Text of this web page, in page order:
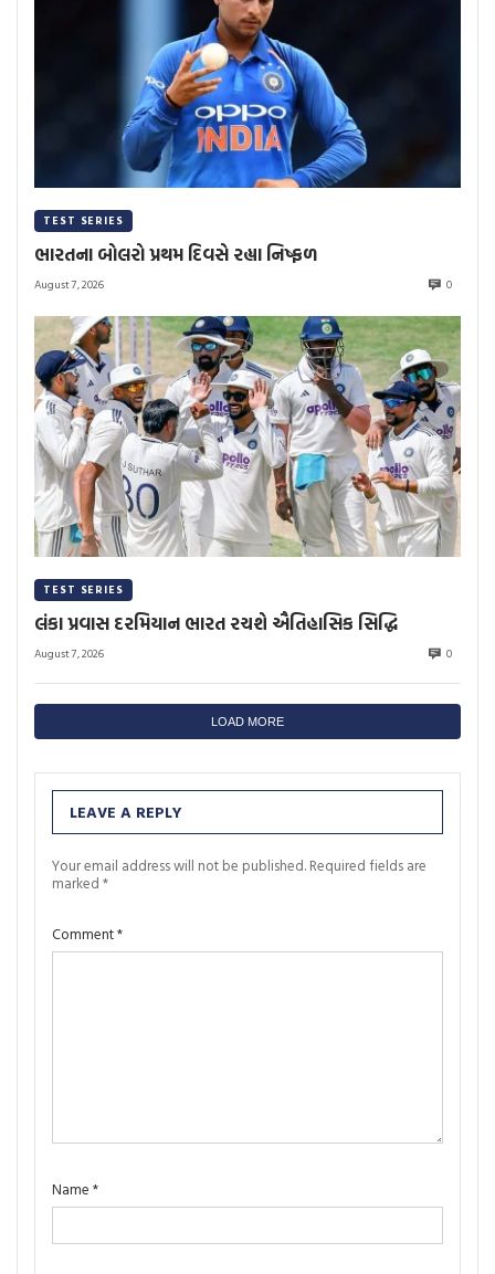
TEST SERIES
ભારતના બોલરો પ્રથમ દિવસે રહ્યા નિષ્ફળ
August 7, 2026 0
TEST SERIES
લંકા પ્રવાસ દરમિયાન ભારત રચશે ઐતિહાસિક સિદ્ધિ
August 7, 2026 0
LOAD MORE
LEAVE A REPLY
Your email address will not be published. Required fields are
marked *
Comment*
Name *